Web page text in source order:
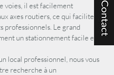
voies, il est facilement
axes routiers, ce qui facilite
professionnels. Le grand
un stationnement facile et
local professionnel, nous vous
recherche à un